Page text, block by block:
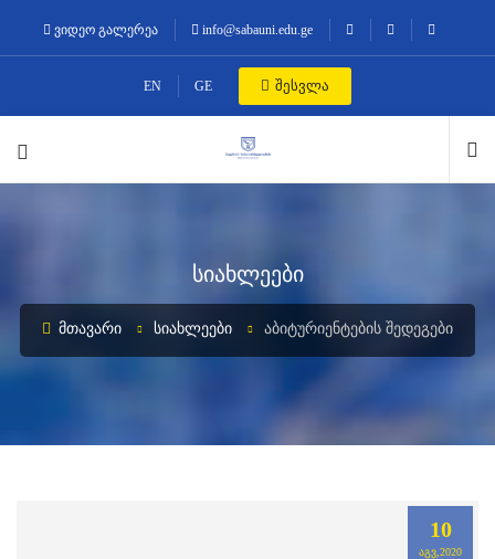
ვიდეო გალერეა info@sabauni.edu.ge
EN GE შესვლა
სიახლეები
ᲛᲗᲐᲕᲐᲠᲘ ᲡᲘᲐᲮᲚᲔᲔᲑᲘ ᲐᲑᲘᲢᲣᲠᲘᲔᲜᲢᲔᲑᲘᲡ ᲨᲔᲓᲔᲒᲔᲑᲘ
10
ᲐᲒᲕ,2020